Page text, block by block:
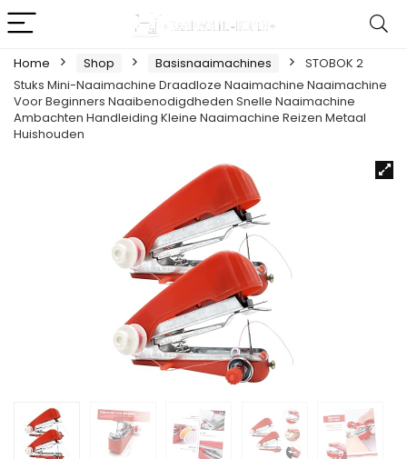
Home Shop Basisnaaimachines
STOBOK 2
Stuks Mini-Naaimachine Draadloze Naaimachine Naaimachine
Voor Beginners Naaibenodigdheden Snelle Naaimachine
Ambachten Handleiding Kleine Naaimachine Reizen Metaal
Huishouden